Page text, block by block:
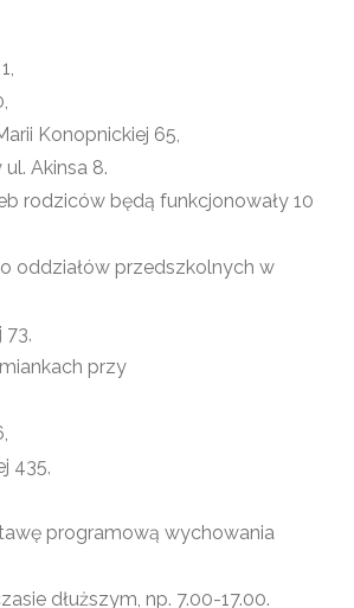
Konopnickiej 65,
Akinsa 8.
rodziców będą funkcjonowały 10
oddziałów przedszkolnych w
73,
przy
435,
programową wychowania
dłuższym, np. 7.00-17.00.